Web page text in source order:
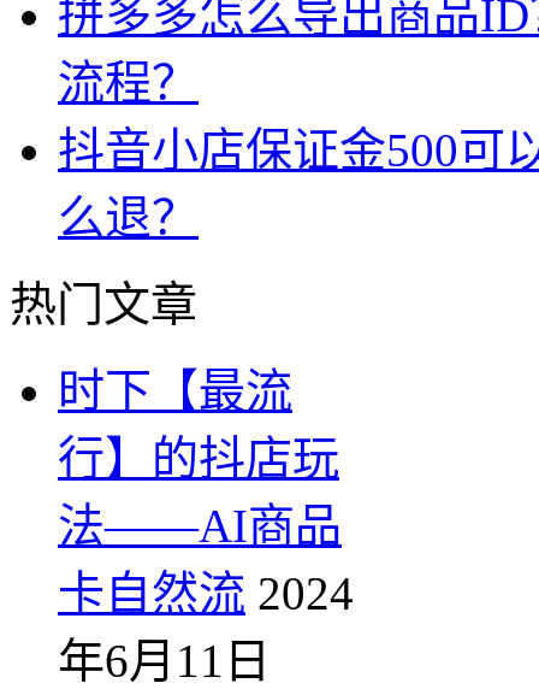
拼多多怎么导出商品
流程？
抖音小店保证金500可
么退？
热门文章
时下【最流
行】的抖店玩
法——AI商品
卡自然流 2024
年6月11日